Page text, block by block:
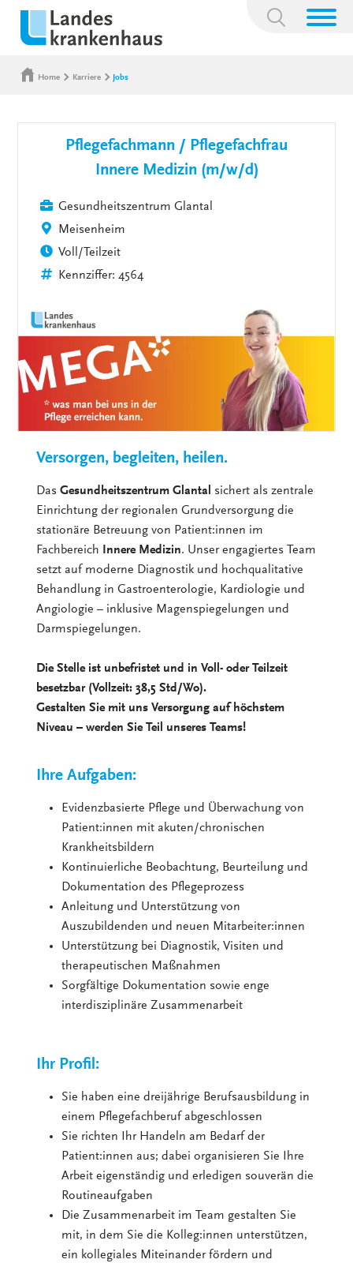
Suchbegriff:
Home Karriere Jobs
Pflegefachmann / Pflegefachfrau
Innere Medizin (m/w/d)
Gesundheitszentrum Glantal
Meisenheim
Voll/Teilzeit
Kennziffer: 4564
Versorgen, begleiten, heilen.
DasGesundheitszentrum Glantal sichert als zentrale
Einrichtung der regionalen Grundversorgung die
stationäre Betreuung von Patient:innen im
Fachbereich Innere Medizin. Unser engagiertes Team
setzt auf moderne Diagnostik und hochqualitative
Behandlung in Gastroenterologie, Kardiologie und
Angiologie – inklusive Magenspiegelungen und
Darmspiegelungen.
Die Stelle ist unbefristet und in Voll- oder Teilzeit
besetzbar (Vollzeit: 38,5 Std/Wo).
Gestalten Sie mit uns Versorgung auf höchstem
Niveau – werden Sie Teil unseres Teams!
Ihre Aufgaben:
Evidenzbasierte Pflege und Überwachung von
Patient:innen mit akuten/chronischen
Krankheitsbildern
Kontinuierliche Beobachtung, Beurteilung und
Dokumentation des Pflegeprozess
Anleitung und Unterstützung von
Auszubildenden und neuen Mitarbeiter:innen
Unterstützung bei Diagnostik, Visiten und
therapeutischen Maßnahmen
Sorgfältige Dokumentation sowie enge
interdisziplinäre Zusammenarbeit
Ihr Profil:
Sie haben eine dreijährige Berufsausbildung in
einem Pflegefachberuf abgeschlossen
Sie richten Ihr Handeln am Bedarf der
Patient:innen aus; dabei organisieren Sie Ihre
Arbeit eigenständig und erledigen souverän die
Routineaufgaben
Die Zusammenarbeit im Team gestalten Sie
mit, in dem Sie die Kolleg:innen unterstützen,
ein kollegiales Miteinander fördern und